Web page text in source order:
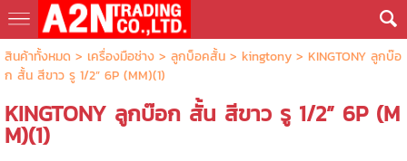
สินค้าทั้งหมด > เครื่องมือช่าง> ลูกบ็อคสั้น> kingtony> KINGTONY ลูกบ๊อ
ก สั้น สีขาว รู 1/2” 6P (MM)(1)
KINGTONY ลูกบ๊อก สั้น สีขาว รู 1/2” 6P (M
M)(1)